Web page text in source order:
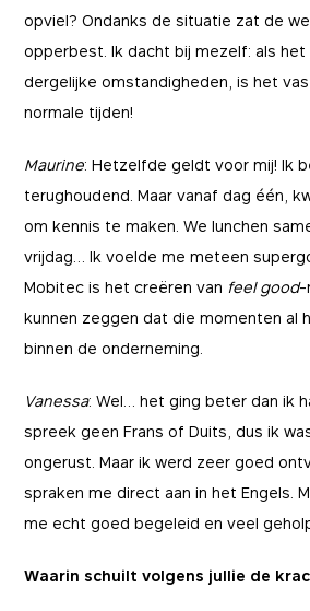
opviel? Ondanks de situatie zat de
opperbest. Ik dacht bij mezelf: als het
dergelijke omstandigheden, is het
normale tijden!
Maurine: Hetzelfde geldt voor mij! Ik
terughoudend. Maar vanaf dag één,
om kennis te maken. We lunchen
vrijdag… Ik voelde me meteen
Mobitec is het creëren van feel good-
kunnen zeggen dat die momenten al
binnen de onderneming.
Vanessa: Wel… het ging beter dan ik
spreek geen Frans of Duits, dus ik
ongerust. Maar ik werd zeer goed
spraken me direct aan in het Engels.
me echt goed begeleid en veel
Waarin schuilt volgens jullie de